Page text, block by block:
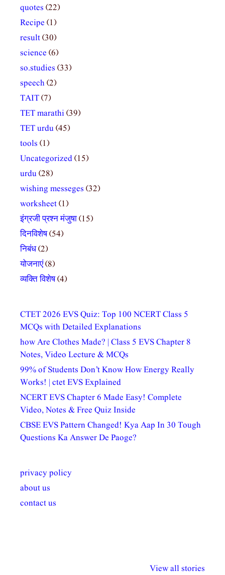
quotes (22)
Recipe (1)
result(30)
science (6)
so.studies (33)
speech(2)
TAIT(7)
TET marathi(39)
TET urdu(45)
tools (1)
Uncategorized(15)
urdu(28)
wishing messeges (32)
worksheet(1)
इंग्रजी प्रश्न मंजुषा(15)
दिनविशेष(54)
निबंध(2)
योजनाएं(8)
व्यक्ति विशेष(4)
CTET 2026 EVS Quiz: Top 100 NCERT Class 5
MCQs with Detailed Explanations
how Are Clothes Made? | Class 5 EVS Chapter 8
Notes, Video Lecture & MCQs
99% of Students Don’t Know How Energy Really
Works! | ctet EVS Explained
NCERT EVS Chapter 6 Made Easy! Complete
Video, Notes & Free Quiz Inside
CBSE EVS Pattern Changed! Kya Aap In 30 Tough
Questions Ka Answer De Paoge?
privacy policy
about us
contact us
View all stories
अधिकार दिवस| 18
वर्षातील